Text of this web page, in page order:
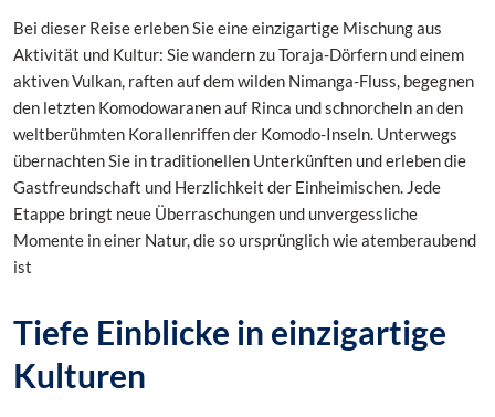
Bei dieser Reise erleben Sie eine einzigartige Mischung aus
Aktivität und Kultur: Sie wandern zu Toraja-Dörfern und einem
aktiven Vulkan, raften auf dem wilden Nimanga-Fluss, begegnen
den letzten Komodowaranen auf Rinca und schnorcheln an den
weltberühmten Korallenriffen der Komodo-Inseln. Unterwegs
übernachten Sie in traditionellen Unterkünften und erleben die
Gastfreundschaft und Herzlichkeit der Einheimischen. Jede
Etappe bringt neue Überraschungen und unvergessliche
Momente in einer Natur, die so ursprünglich wie atemberaubend
ist
Tiefe Einblicke in einzigartige
Kulturen